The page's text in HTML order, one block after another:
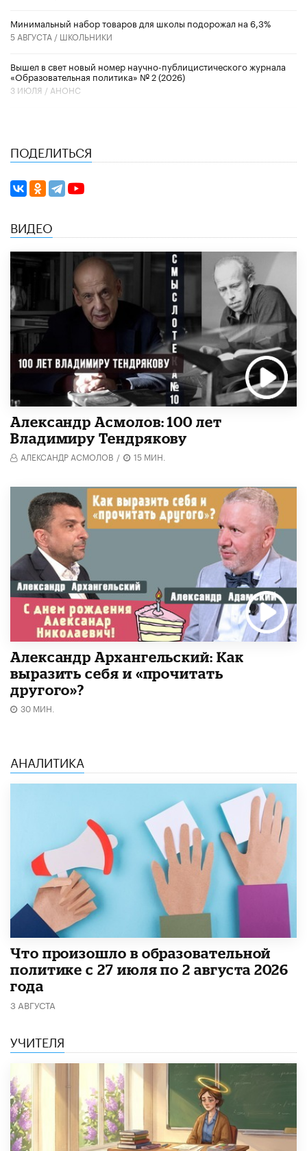
Минимальный набор товаров для школы подорожал на 6,3%
5 АВГУСТА / ШКОЛЬНИКИ
Вышел в свет новый номер научно-публицистического журнала
«Образовательная политика» № 2 (2026)
3 ИЮЛЯ / АНОНС
ПОДЕЛИТЬСЯ
ВИДЕО
Александр Асмолов: 100 лет
Владимиру Тендрякову
АЛЕКСАНДР АСМОЛОВ / 15 МИН.
Александр Архангельский: Как
выразить себя и «прочитать
другого»?
30 МИН.
АНАЛИТИКА
​Что произошло в образовательной
политике с 27 июля по 2 августа 2026
года
3 АВГУСТА
УЧИТЕЛЯ